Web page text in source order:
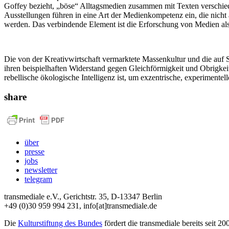
Goffey bezieht, „böse“ Alltagsmedien zusammen mit Texten
Ausstellungen führen in eine Art der Medienkompetenz ein, die
werden. Das verbindende Element ist die Erforschung von Medien
Die von der Kreativwirtschaft vermarktete Massenkultur und die
ihren beispielhaften Widerstand gegen Gleichförmigkeit und
rebellische ökologische Intelligenz ist, um exzentrische,
share
über
presse
jobs
newsletter
telegram
transmediale e.V., Gerichtstr. 35, D-13347 Berlin
+49 (0)30 959 994 231, info[at]transmediale.de
Die Kulturstiftung des Bundes fördert die transmediale bereits seit